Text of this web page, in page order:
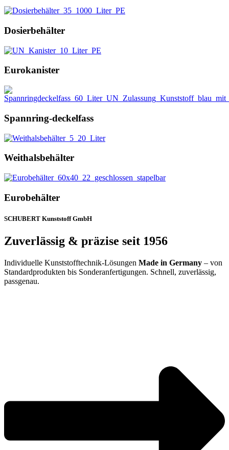
Dosierbehälter
Eurokanister
Spannring-deckelfass
Weithalsbehälter
Eurobehälter
SCHUBERT Kunststoff GmbH
Zuverlässig & präzise seit 1956
Individuelle Kunststofftechnik-Lösungen Made in Germany – von
Standardprodukten bis Sonderanfertigungen. Schnell, zuverlässig,
passgenau.